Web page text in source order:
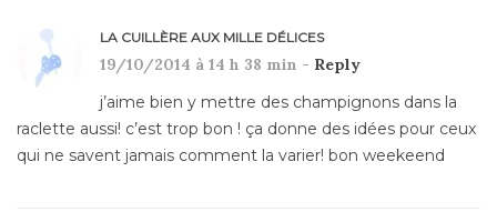
LA CUILLÈRE AUX MILLE DÉLICES
19/10/2014 à 14 h 38 min - Reply
j’aime bien y mettre des champignons dans la
raclette aussi! c’est trop bon ! ça donne des idées pour ceux
qui ne savent jamais comment la varier! bon weekeend